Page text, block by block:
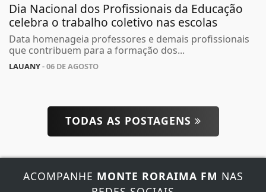
Dia Nacional dos Profissionais da Educação
celebra o trabalho coletivo nas escolas
Data homenageia professores e demais profissionais
que contribuem para a formação dos...
LAUANY- 06 DE AGOSTO
TODAS AS POSTAGENS
ACOMPANHE MONTE RORAIMA FM NAS
Termos de Uso e Privacidade
experiência de navegação. Ao continuar o acesso,
de Uso e Privacidade.